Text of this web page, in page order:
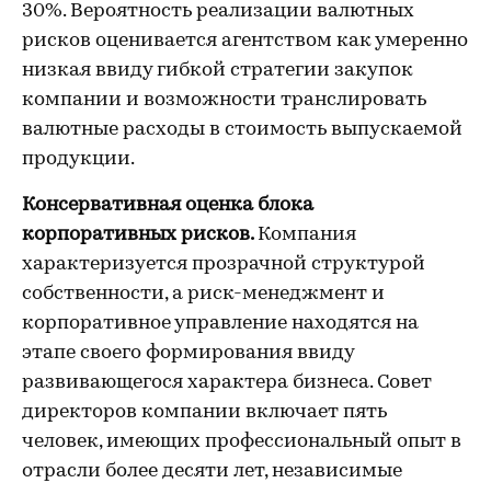
30%. Вероятность реализации валютных
рисков оценивается агентством как умеренно
низкая ввиду гибкой стратегии закупок
компании и возможности транслировать
валютные расходы в стоимость выпускаемой
продукции.
Консервативная оценка блока
корпоративных рисков. Компания
характеризуется прозрачной структурой
собственности, а риск-менеджмент и
корпоративное управление находятся на
этапе своего формирования ввиду
развивающегося характера бизнеса. Совет
директоров компании включает пять
человек, имеющих профессиональный опыт в
отрасли более десяти лет, независимые